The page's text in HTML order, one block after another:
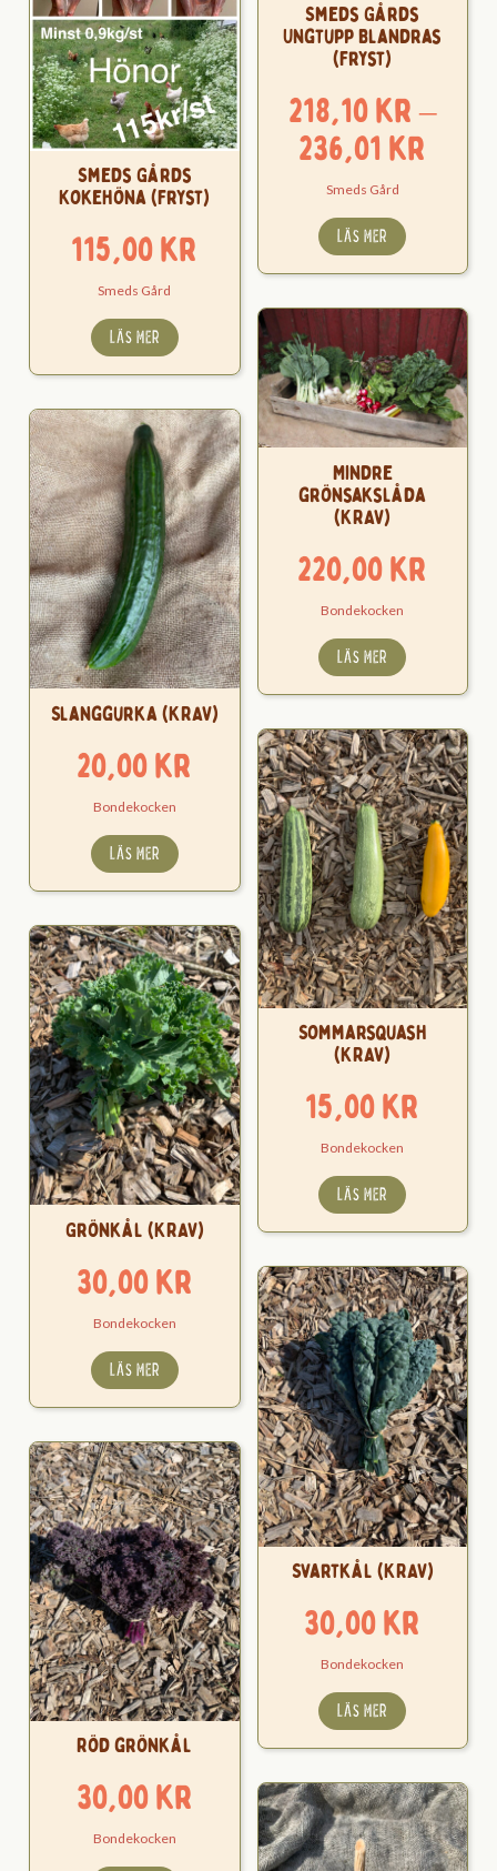
Smeds Gårds
Ungtupp Blandras
(Fryst)
218,10kr–
236,01 kr
Smeds Gård
LÄS MER
Smeds Gårds
Kokehöna (Fryst)
115,00kr
Smeds Gård
LÄS MER
Mindre
grönsakslåda
(KRAV)
220,00kr
Bondekocken
LÄS MER
Slanggurka (KRAV)
20,00kr
Bondekocken
LÄS MER
Sommarsquash
(KRAV)
15,00kr
Bondekocken
LÄS MER
Grönkål (KRAV)
30,00kr
Bondekocken
LÄS MER
Svartkål (KRAV)
30,00kr
Bondekocken
LÄS MER
Röd grönkål
30,00kr
Bondekocken